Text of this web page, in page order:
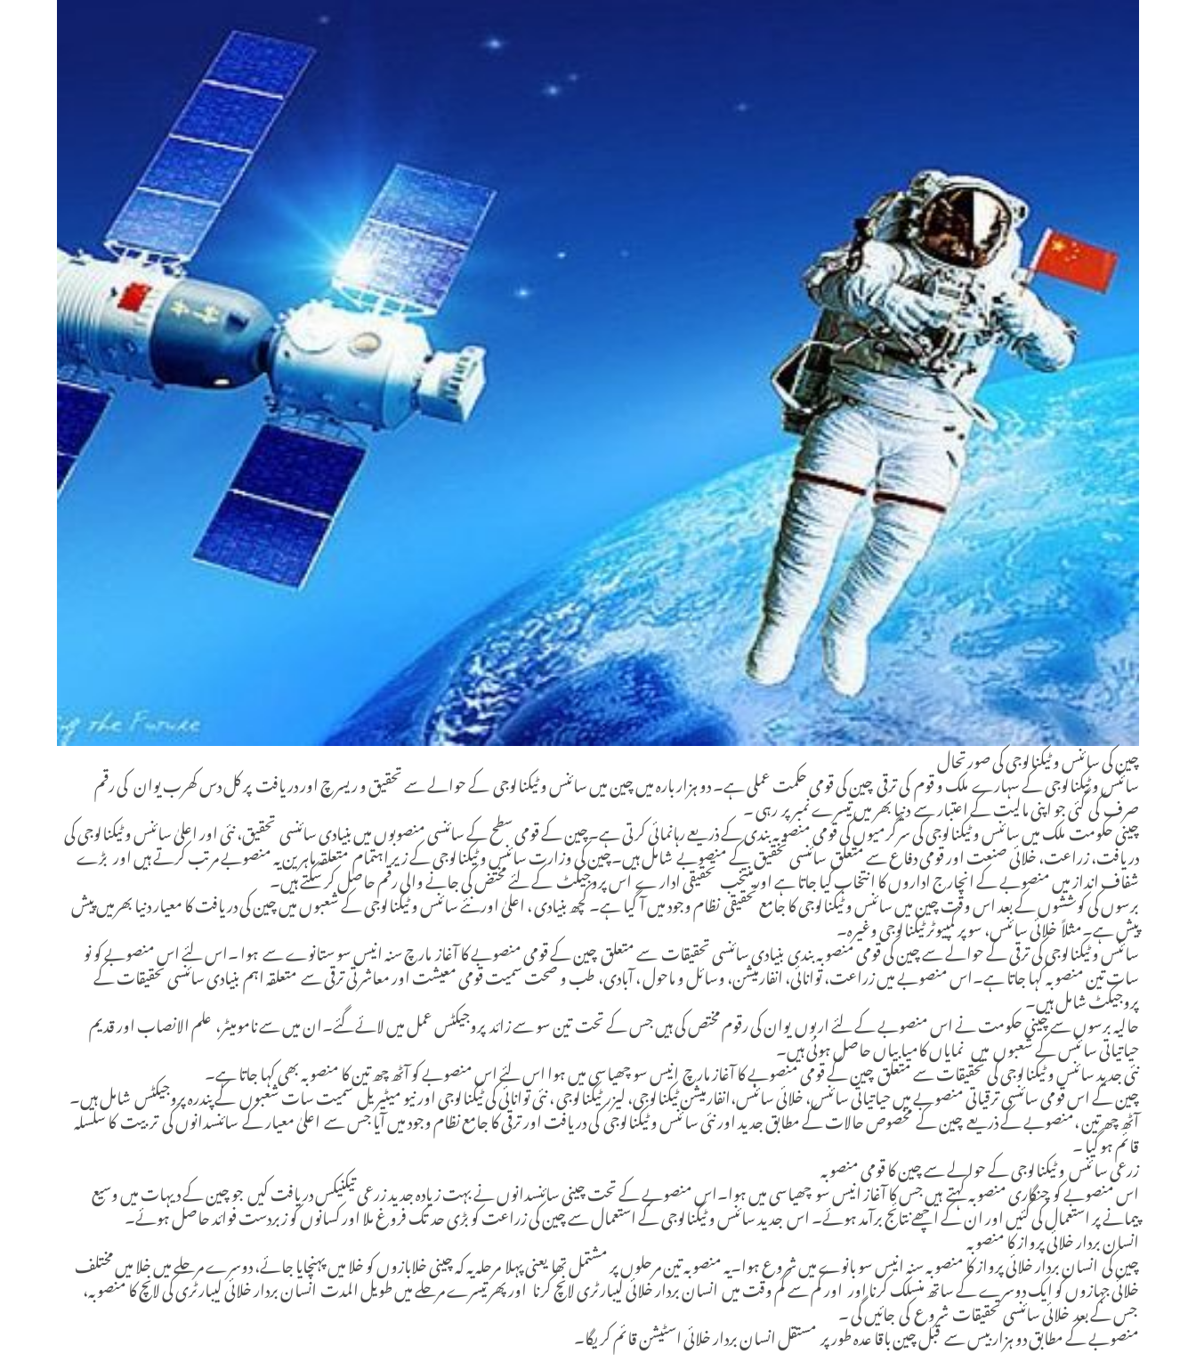
چین کی سائنس و ٹیکنالوجی کی صورتحال
سائنس و ٹیکنالوجی کے سہارے ملک و قوم کی ترقی چین کی قومی حکمت عملی ہے۔ دو ہزار بارہ میں چین میں سائنس و ٹیکنالوجی کے حوالے سے تحقیق و ریسرچ اور دریافت پر کل دس کھرب یوان کی رقم
صرف کی گئی جو اپنی مالیت کے اعتبار سے دنیا بھر میں تیسرے نمبر پر رہی ۔
چینی حکومت ملک میں سائنس و ٹیکنالوجی کی سرگرمیوں کی قومی منصوبہ بندی کے ذریعے رہانمائی کرتی ہے۔چین کے قومی سطح کے سائنسی منصوبوں میں بنیادی سائنسی تحقیق، نئی اور اعلیٰ سائنس و ٹیکنالوجی کی
دریافت، زراعت، خلائی صنعت اور قومی دفاع سے متعلق سائنسی تحقیق کے منصوبے شامل ہیں۔چین کی وزارت سائنس و ٹیکنالوجی کے زیر اہتمام متعلقہ ماہرین یہ منصوبے مرتب کرتے ہیں اور بڑے
شفاف انداز میں منصوبے کے انچارج اداروں کا انتخاب کیا جاتا ہے اورمنتخب تحقیقی ادار ے اس پروجیکٹ کے لئے مختض کی جانے والی رقم حاصل کر سکتے ہیں۔
برسوں کی کوششوں کے بعد اس وقت چین میں سائنس و ٹیکنالوجی کا جامع تحقیقی نظام وجود میں آ گیا ہے۔ کچھ بنیادی ، اعلیٰ اورنئے سائنس و ٹیکنالوجی کے شعبوں میں چین کی دریافت کا معیار دنیا بھرمیں پیش
پیش ہے۔مثلاً خلائی سائنس، سوپر کمپیوٹر ٹیکنالوجی وغیرہ۔
سائنس و ٹیکنالوجی کی ترقی کے حوالے سے چین کی قومی منصوبہ بندی بنیادی سائنسی تحقیقات سے متعلق چین کے قومی منصوبے کا آغاز مارچ سنہ انیس سو ستانوے سے ہوا ۔اس لئے اس منصوبے کو نو
سات تین منصوبہ کہا جاتا ہے۔اس منصوبے میں زراعت، توانائی، انفارمیشن، وسائل و ماحول ، آبادی، طب و صحت سمیت قومی معیشت اور معاشرتی ترقی سے متعلقہ اہم بنیادی سائنسی تحقیقات کے
پروجیکٹ شامل ہیں۔
حالیہ برسوں سے چینی حکومت نے اس منصوبے کے لئے اربوں یوان کی رقوم مختص کی ہیں جس کے تحت تین سو سے زائد پروجیکٹس عمل میں لائے گئے۔ان میں سے نامومیٹر، علم الانصاب اور قدیم
حیاتیاتی سا ئنس کے شعبوں میں نمایاں کامیابیاں حاصل ہوئی ہیں۔
نئی جدید سائنس و ٹیکنالوجی کی تحقیقات سے متعلق چین کے قومی منصوبے کا آغاز مارچ انیس سو چھیاسی میں ہوا اس لئے اس منصوبے کو آٹھ چھ تین کا منصوبہ بھی کہا جاتا ہے۔
چین کے اس قومی سائنسی ترقیاتی منصوبے میں حیاتیاتی سائنس، خلائی سائنس،انفارمیشن ٹیکنالوجی، لیزر ٹیکنالوجی ، نئی توانائی کی ٹیکنالوجی اور نیو میٹیریل سمیت سات شعبوں کے پندرہ پروجیکٹس شامل ہیں۔
آٹھ چھ تین ،منصوبے کے ذریعے چین کے مخصوص حالات کے مطابق جدید اور نئی سا ئنس و ٹیکنالوجی کی دریافت اور ترقی کا جامع نظام وجود میں آیا جس سے اعلیٰ معیار کے سائنسدانوں کی تربیت کا سلسلہ
قائم ہو گیا ۔
زرعی سا ئنس و ٹیکنالوجی کے حوالے سے چین کا قومی منصوبہ
اس منصوبے کو چنگاری منصوبہ کہتے ہیں جس کا آغاز انیس سو چھیاسی میں ہوا۔اس منصوبے کے تحت چینی سائنسدانوں نے بہت زیادہ جدید زرعی تیکنیکس دریافت کیں جو چین کے دیہات میں وسیع
پیمانے پر استعمال کی گئیں اور ان کے اچھے نتائج برآمد ہوئے۔ اس جدید سائنس و ٹیکنالوجی کے استعمال سے چین کی زراعت کو بڑی حد تک فروغ ملا اور کسانوں کو زبردست فوائد حاصل ہوئے۔
انسان بردار خلائی پرواز کا منصوبہ
چین کی انسان بردار خلائی پرواز کا منصوبہ سنہ انیس سو بانوے میں شروع ہوا۔یہ منصوبہ تین مرحلوں پر مشتمل تھا یعنی پہلا مرحلہ یہ کہ چینی خلابازوں کو خلا میں پہنچایا جائے، دوسرے مرحلے میں خلا میں مختلف
خلائی جہازوں کو ایک دوسرے کے ساتھ منسلک کرنا اور اور کم سے کم وقت میں انسان بردار خلائی لیبارٹری لانچ کرنا اور پھر تیسرے مرحلے میں طویل المدت انسان بردار خلائی لیبارٹری کی لانچ کا منصوبہ،
جس کے بعد خلائی سائنسی تحقیقات شروع کی جائیں گی ۔
منصوبے کے مطابق دو ہزار بیس سے قبل چین باقا عدہ طور پر مستقل انسان بردار خلائی اسٹیشن قائم کریگا۔